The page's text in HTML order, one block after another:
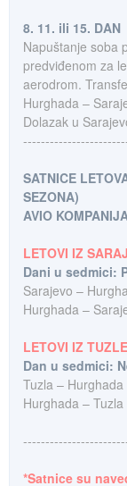
8. 11. ili 15. DAN
Napuštanje soba
predviđenom za
aerodrom.
Hurghada –
Dolazak u
SATNICE
SEZONA)
AVIO
LETOVI IZ
Dani u sedmici:
Sarajevo –
Hurghada –
LETOVI IZ TUZLE
Dan u sedmici:
Tuzla – Hurghada
Hurghada – Tuzla
*Satnice su